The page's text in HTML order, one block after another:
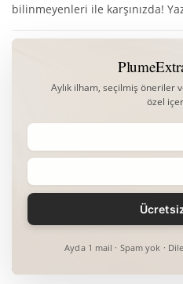
bilinmeyenleri ile karşınızda!
Aylık ilham, seçilmiş öneriler
özel
Ayda 1 mail · Spam yok ·